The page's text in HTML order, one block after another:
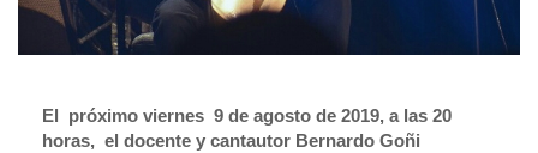
El próximo viernes 9 de agosto de 2019, a las 20
horas, el docente y cantautor Bernardo Goñi